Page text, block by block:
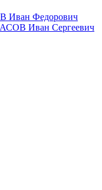
Иван Федорович
Иван Сергеевич